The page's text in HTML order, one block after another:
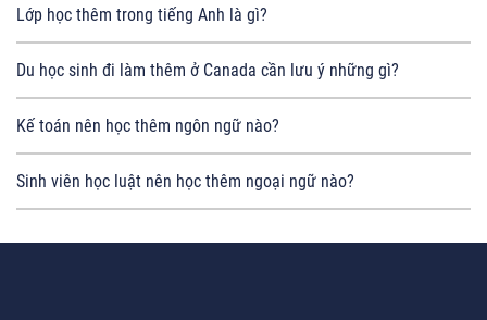
Lớp học thêm trong tiếng Anh là gì?
Du học sinh đi làm thêm ở Canada cần lưu ý những gì?
Kế toán nên học thêm ngôn ngữ nào?
Sinh viên học luật nên học thêm ngoại ngữ nào?